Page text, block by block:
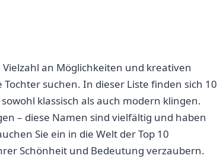
an Möglichkeiten und kreativen
suchen. In dieser Liste finden sich 10
klassisch als auch modern klingen.
– diese Namen sind vielfältig und haben
Sie ein in die Welt der Top 10
Schönheit und Bedeutung verzaubern.